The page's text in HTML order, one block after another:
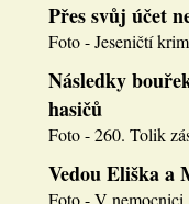
Přes svůj účet
Foto - Jeseničtí
Následky
hasičů
Foto - 260. Tolik
Vedou Eliška a
Foto - V nemocnici